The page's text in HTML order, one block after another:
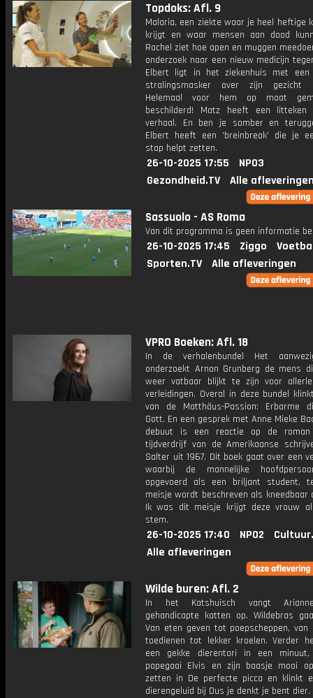
Topdoks: Afl. 9
Malaria, een ziekte waar je heel heftige
krijgt en waar mensen aan dood
Rachel ziet hoe apen en muggen
onderzoek naar een nieuw medicijn
Elbert ligt in het ziekenhuis met een
stralingsmasker over zijn gezicht
Helemaal voor hem op maat
beschilderd! Matz heeft een
verhaal. En ben je somber en
Elbert heeft een 'breinbreak' die je
stap helpt zetten.
26-10-2025 17:55
NPO3
Gezondheid.TV
Alle
Sassuolo - AS Roma
Van dit programma is geen informatie
26-10-2025 17:45 Ziggo
Sporten.TV
Alle afleveringen
VPRO Boeken: Afl. 18
In de verhalenbundel Het
onderzoekt Arnon Grunberg de mens
weer vatbaar blijkt te zijn voor
verleidingen. Overal in deze bundel
van de Matthäus-Passion: Erbarme
Gott. En een gesprek met Anne Mieke
debuut is een reactie op de
tijdverdrijf van de Amerikaanse
Salter uit 1967. Dit boek gaat over een
waarbij de mannelijke
opgevoerd als een briljant student,
meisje wordt beschreven als kneedbaar
Ik was dit meisje krijgt deze vrouw
stem.
26-10-2025 17:40 NPO2
Alle afleveringen
Wilde buren: Afl. 2
In het Katshuisch vangt
gehandicapte katten op. Wildebras
Van eten geven tot poepscheppen, van
toedienen tot lekker kroelen. Verder
een gekke dierentori in een
papegaai Elvis en zijn baasje mooi
zetten in De perfecte picca en klinkt
dierengeluid bij Dus je denkt je bent dier.